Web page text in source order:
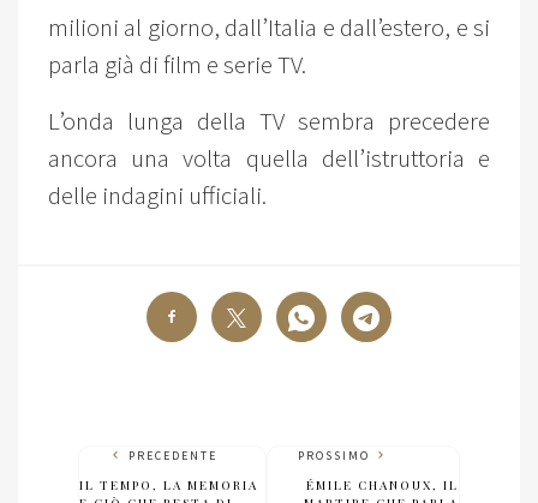
milioni al giorno, dall’Italia e dall’estero, e si
parla già di film e serie TV.
L’onda lunga della TV sembra precedere
ancora una volta quella dell’istruttoria e
delle indagini ufficiali.
PRECEDENTE
IL TEMPO, LA MEMORIA
PROSSIMO
ÉMILE CHANOUX, IL